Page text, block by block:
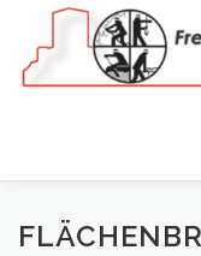
springen
NEWS VEREIN